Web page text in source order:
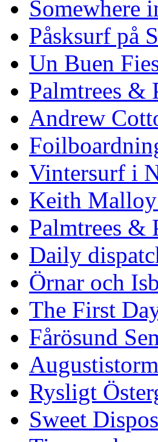
Somewhere
Påsksurf på
Un Buen
Palmtrees &
Andrew
Vintersurf i
Keith Malloy
Palmtrees &
Daily
Örnar och
The First
Fårösund
Rysligt
Sweet